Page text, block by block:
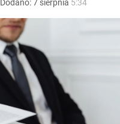
Dodano: 7 sierpnia 5:34